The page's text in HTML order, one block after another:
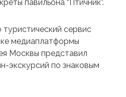
павильона “Птичник”.
сервис
медиаплатформы
Москвы представил
экскурсий по знаковым